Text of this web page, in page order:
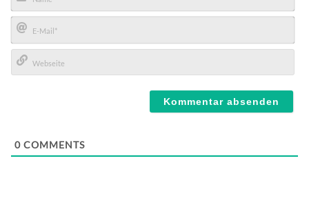
Name*
E-
Mail*
0 COMMENTS